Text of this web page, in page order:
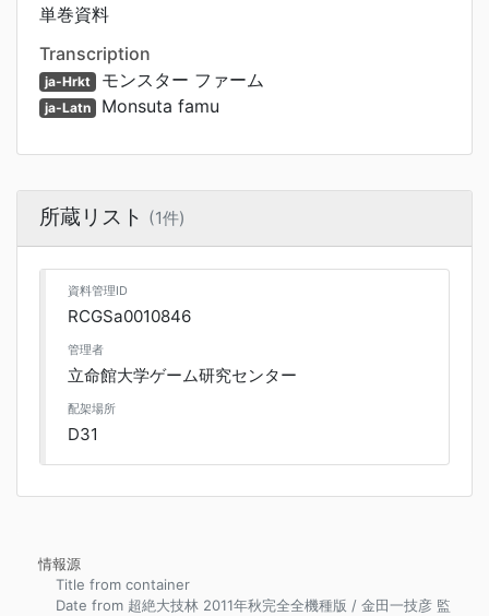
単巻資料
Transcription
ja-Hrkt モンスター ファーム
ja-Latn Monsuta famu
所蔵リスト (1件)
資料管理ID
RCGSa0010846
管理者
立命館大学ゲーム研究センター
配架場所
D31
情報源
Title from container
Date from 超絶大技林 2011年秋完全全機種版 / 金田一技彦 監